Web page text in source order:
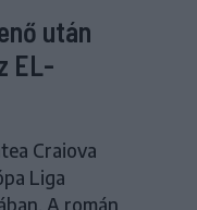
után
EL-
Craiova
Liga
A román